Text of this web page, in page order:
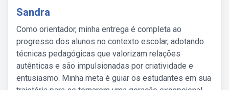
Sandra
Como orientador, minha entrega é completa ao
progresso dos alunos no contexto escolar, adotando
técnicas pedagógicas que valorizam relações
autênticas e são impulsionadas por criatividade e
entusiasmo. Minha meta é guiar os estudantes em sua